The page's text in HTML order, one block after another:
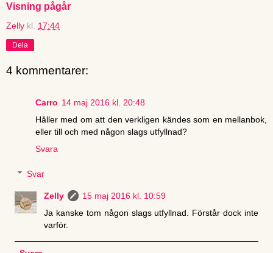
Visning pågår
Zelly kl. 17:44
Dela
4 kommentarer:
Carro 14 maj 2016 kl. 20:48
Håller med om att den verkligen kändes som en mellanbok,
eller till och med någon slags utfyllnad?
Svara
Svar
Zelly
15 maj 2016 kl. 10:59
Ja kanske tom någon slags utfyllnad. Förstår dock inte
varför.